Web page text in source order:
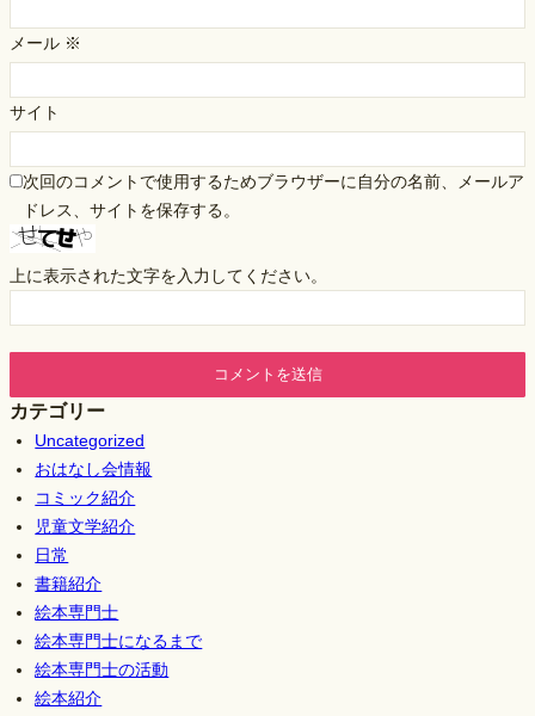
メール ※
サイト
次回のコメントで使用するためブラウザーに自分の名前、メールア
ドレス、サイトを保存する。
上に表示された文字を入力してください。
カテゴリー
Uncategorized
おはなし会情報
コミック紹介
児童文学紹介
日常
書籍紹介
絵本専門士
絵本専門士になるまで
絵本専門士の活動
絵本紹介